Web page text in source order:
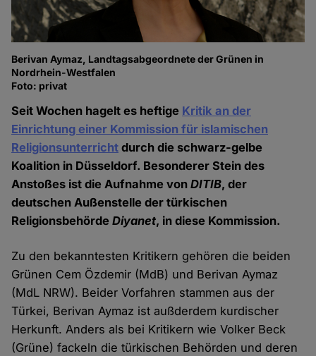
Berivan Aymaz, Landtagsabgeordnete der Grünen in
Nordrhein-Westfalen
Foto: privat
Seit Wochen hagelt es heftige Kritik an der
Einrichtung einer Kommission für islamischen
Religionsunterricht durch die schwarz-gelbe
Koalition in Düsseldorf. Besonderer Stein des
Anstoßes ist die Aufnahme vonDITIB, der
deutschen Außenstelle der türkischen
ReligionsbehördeDiyanet, in diese Kommission.
Zu den bekanntesten Kritikern gehören die beiden
Grünen Cem Özdemir (MdB) und Berivan Aymaz
(MdL NRW). Beider Vorfahren stammen aus der
Türkei, Berivan Aymaz ist außderdem kurdischer
Herkunft. Anders als bei Kritikern wie Volker Beck
(Grüne) fackeln die türkischen Behörden und deren